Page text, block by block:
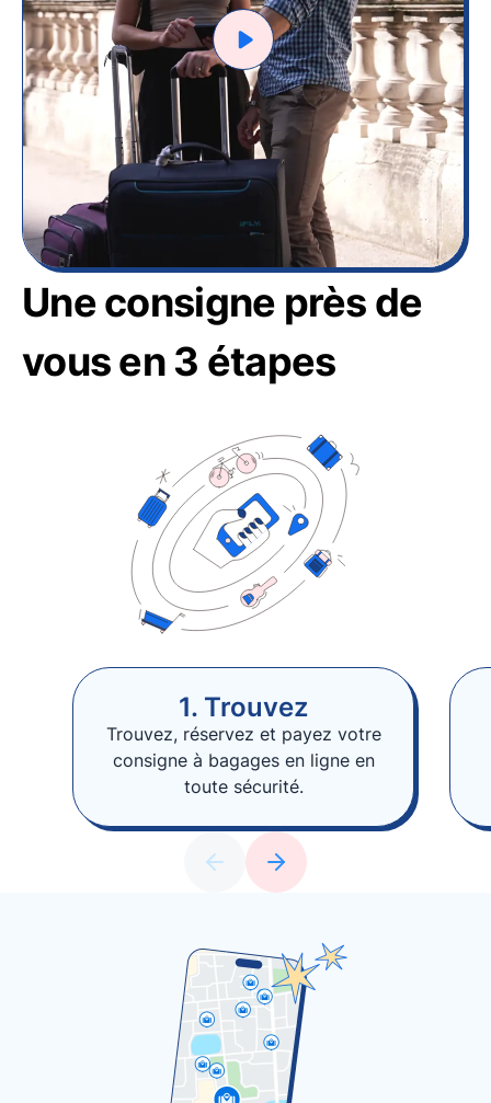
Une consigne près de
vous en 3 étapes
1. Trouvez
Trouvez, réservez et payez votre
consigne à bagages en ligne en
toute sécurité.